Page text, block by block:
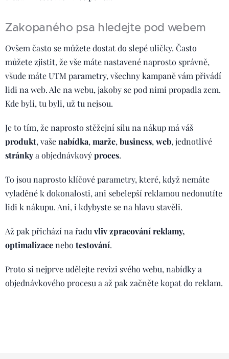
Zakopaného psa hledejte pod webem
Ovšem často se můžete dostat do slepé uličky. Často
můžete zjistit, že vše máte nastavené naprosto správně,
všude máte UTM parametry, všechny kampaně vám přivádí
lidi na web. Ale na webu, jakoby se pod nimi propadla zem.
Kde byli, tu byli, už tu nejsou.
Je to tím, že naprosto stěžejní sílu na nákup má váš
produkt, vašenabídka, marže, business, web, jednotlivé
stránkya objednávkovýproces.
To jsou naprosto klíčové parametry, které, když nemáte
vyladěné k dokonalosti, ani sebelepší reklamou nedonutíte
lidi k nákupu. Ani, i kdybyste se na hlavu stavěli.
Až pak přichází na řadu vliv zpracování reklamy,
optimalizacenebo testování.
Proto si nejprve udělejte revizi svého webu, nabídky a
objednávkového procesu a až pak začněte kopat do reklam.